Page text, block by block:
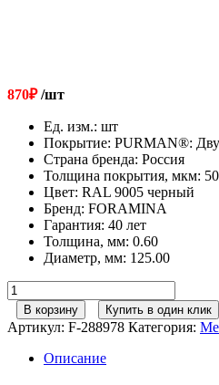
870₽/шт
Ед. изм.: шт
Покрытие: PURMAN®:
Страна бренда: Россия
Толщина покрытия, мкм:
Цвет: RAL 9005 черный
Бренд: FORAMINA
Гарантия: 40 лет
Толщина, мм: 0.60
Диаметр, мм: 125.00
Количество
товара
125/100
МП
Престиж
В корзину Купить в один клик
Артикул: F-288978 Категория:
Описание